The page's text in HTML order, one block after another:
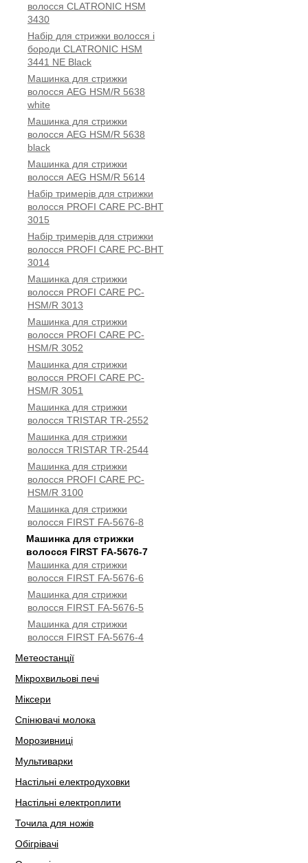
волосся CLATRONIC HSM
3430
Набір для стрижки волосся і
бороди CLATRONIC HSM
3441 NE Black
Машинка для стрижки
волосся AEG HSM/R 5638
white
Машинка для стрижки
волосся AEG HSM/R 5638
black
Машинка для стрижки
волосся AEG HSM/R 5614
Набір тримерів для стрижки
волосся PROFI CARE PC-BHT
3015
Набір тримерів для стрижки
волосся PROFI CARE PC-BHT
3014
Машинка для стрижки
волосся PROFI CARE PC-
HSM/R 3013
Машинка для стрижки
волосся PROFI CARE PC-
HSM/R 3052
Машинка для стрижки
волосся PROFI CARE PC-
HSM/R 3051
Машинка для стрижки
волосся TRISTAR TR-2552
Машинка для стрижки
волосся TRISTAR TR-2544
Машинка для стрижки
волосся PROFI CARE PC-
HSM/R 3100
Машинка для стрижки
волосся FIRST FA-5676-8
Машинка для стрижки
волосся FIRST FA-5676-7
Машинка для стрижки
волосся FIRST FA-5676-6
Машинка для стрижки
волосся FIRST FA-5676-5
Машинка для стрижки
волосся FIRST FA-5676-4
Метеостанції
Мікрохвильові печі
Міксери
Спінювачі молока
Морозивниці
Мультиварки
Настільні електродуховки
Настільні електроплити
Точила для ножів
Обігрівачі